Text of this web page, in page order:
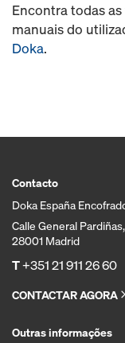
Encontra todas
manuais do
Doka.
Contacto
Doka España
Calle General
28001 Madrid
T+351 21 911 26 60
CONTACTAR AGORA
Outras informações